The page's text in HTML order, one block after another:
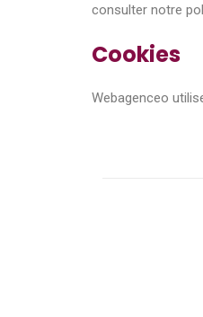
consulter notre
Cookies
Webagenceo